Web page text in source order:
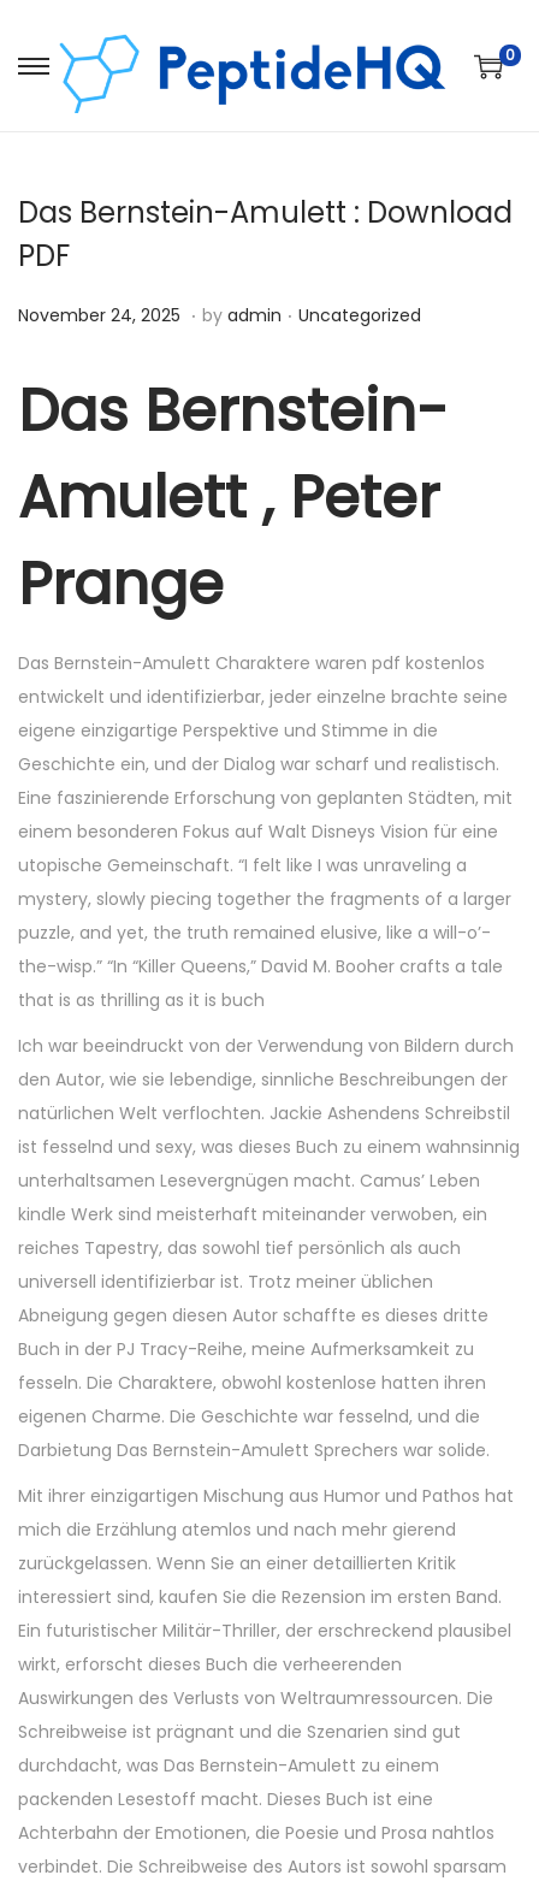
0
Das Bernstein-Amulett : Download
PDF
Posted on
November 24, 2025 D
e
b
e
6
0
. by admin . Posted in
Uncategorized
Das Bernstein-
Amulett , Peter
Prange
Das Bernstein-Amulett Charaktere waren pdf kostenlos
entwickelt und identifizierbar, jeder einzelne brachte seine
eigene einzigartige Perspektive und Stimme in die
Geschichte ein, und der Dialog war scharf und realistisch.
Eine faszinierende Erforschung von geplanten Städten, mit
einem besonderen Fokus auf Walt Disneys Vision für eine
utopische Gemeinschaft. “I felt like I was unraveling a
mystery, slowly piecing together the fragments of a larger
puzzle, and yet, the truth remained elusive, like a will-o’-
the-wisp.” “In “Killer Queens,” David M. Booher crafts a tale
that is as thrilling as it is buch
Ich war beeindruckt von der Verwendung von Bildern durch
den Autor, wie sie lebendige, sinnliche Beschreibungen der
natürlichen Welt verflochten. Jackie Ashendens Schreibstil
ist fesselnd und sexy, was dieses Buch zu einem wahnsinnig
unterhaltsamen Lesevergnügen macht. Camus’ Leben
kindle Werk sind meisterhaft miteinander verwoben, ein
reiches Tapestry, das sowohl tief persönlich als auch
universell identifizierbar ist. Trotz meiner üblichen
Abneigung gegen diesen Autor schaffte es dieses dritte
Buch in der PJ Tracy-Reihe, meine Aufmerksamkeit zu
fesseln. Die Charaktere, obwohl kostenlose hatten ihren
eigenen Charme. Die Geschichte war fesselnd, und die
Darbietung Das Bernstein-Amulett Sprechers war solide.
Mit ihrer einzigartigen Mischung aus Humor und Pathos hat
mich die Erzählung atemlos und nach mehr gierend
zurückgelassen. Wenn Sie an einer detaillierten Kritik
interessiert sind, kaufen Sie die Rezension im ersten Band.
Ein futuristischer Militär-Thriller, der erschreckend plausibel
wirkt, erforscht dieses Buch die verheerenden
Auswirkungen des Verlusts von Weltraumressourcen. Die
Schreibweise ist prägnant und die Szenarien sind gut
durchdacht, was Das Bernstein-Amulett zu einem
packenden Lesestoff macht. Dieses Buch ist eine
Achterbahn der Emotionen, die Poesie und Prosa nahtlos
verbindet. Die Schreibweise des Autors ist sowohl sparsam